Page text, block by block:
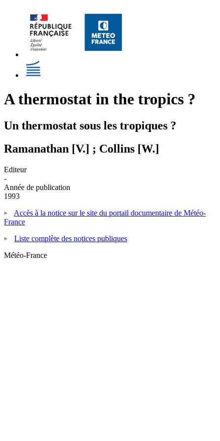
A thermostat in the tropics ?
Un thermostat sous les tropiques ?
Ramanathan [V.] ; Collins [W.]
Editeur
-
Année de publication
1993
Accès à la notice sur le site du portail documentaire de Météo-
France
Liste complète des notices publiques
Météo-France